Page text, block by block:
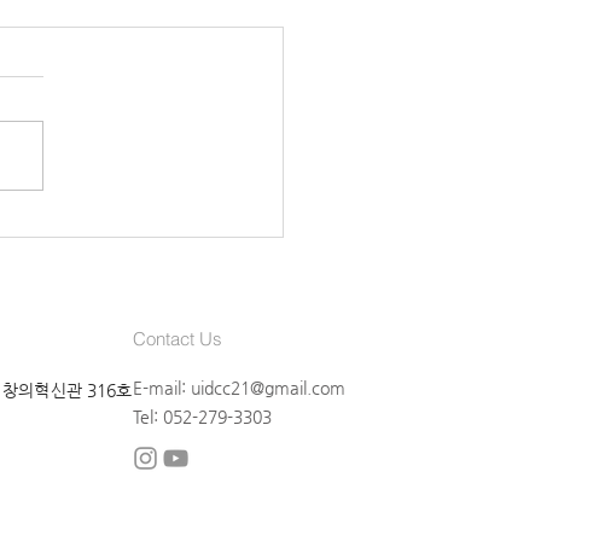
의혁신관 316호
Contact Us
E-mail: uidcc21@gmail.com
Tel: 052-279-3303